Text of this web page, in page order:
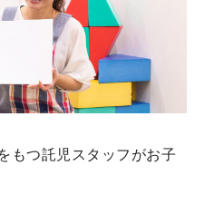
もつ託児スタッフがお子